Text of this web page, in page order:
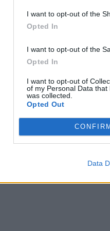
I want to opt-out of the
Opted In
I want to opt-out of the
Opted In
I want to opt-out of
of my Personal Data
was collected.
Opted Out
CONFIRM
Data